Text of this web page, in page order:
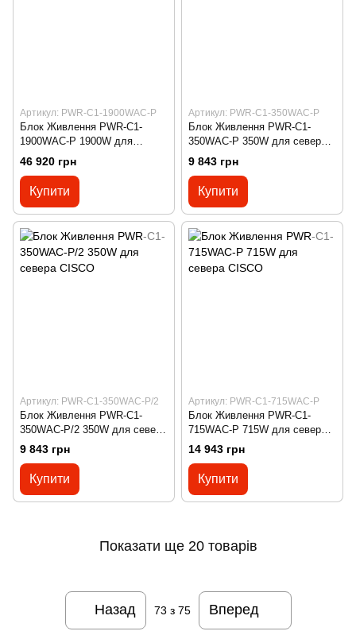
Артикул: PWR-C1-1900WAC-P
Блок Живлення PWR-C1-
1900WAC-P 1900W для
севера CISCO
46 920 грн
Купити
Артикул: PWR-C1-350WAC-P
Блок Живлення PWR-C1-
350WAC-P 350W для севера
CISCO
9 843 грн
Купити
Артикул: PWR-C1-350WAC-P/2
Блок Живлення PWR-C1-
350WAC-P/2 350W для севера
CISCO
9 843 грн
Купити
Артикул: PWR-C1-715WAC-P
Блок Живлення PWR-C1-
715WAC-P 715W для севера
CISCO
14 943 грн
Купити
Показати ще 20 товарів
Назад 73 з 75 Вперед